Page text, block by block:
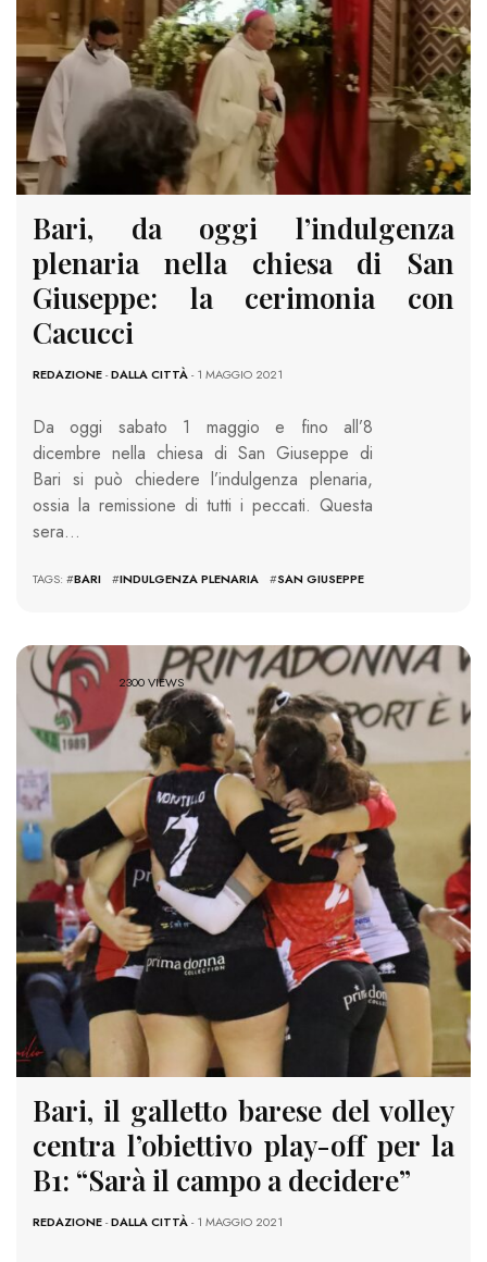
Bari, da oggi l’indulgenza
plenaria nella chiesa di San
Giuseppe: la cerimonia con
Cacucci
REDAZIONE-DALLA CITTÀ- 1 MAGGIO 2021
Da oggi sabato 1 maggio e fino all’8
dicembre nella chiesa di San Giuseppe di
Bari si può chiedere l’indulgenza plenaria,
ossia la remissione di tutti i peccati. Questa
sera…
TAGS: #BARI #INDULGENZA PLENARIA #SAN GIUSEPPE
2300 VIEWS
Bari, il galletto barese del volley
centra l’obiettivo play-off per la
B1: “Sarà il campo a decidere”
REDAZIONE-DALLA CITTÀ- 1 MAGGIO 2021